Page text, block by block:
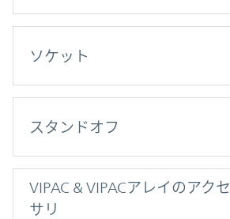
ソケット
スタンドオフ
VIPAC & VIPACアレイのアクセ
サリ